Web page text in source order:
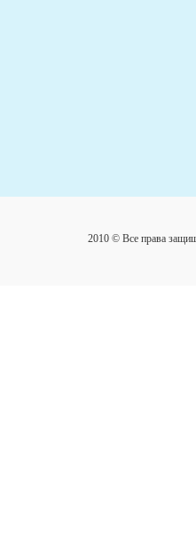
2010 © Все права